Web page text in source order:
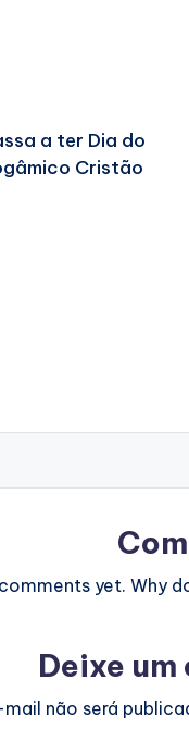
a ter Dia do
Cristão
yet. Why
Deixe
não será